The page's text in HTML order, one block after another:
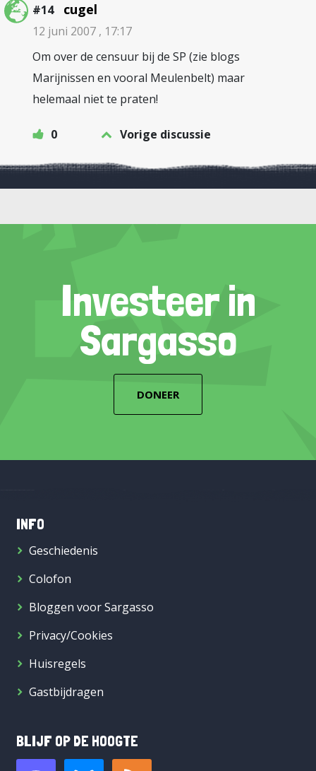
#14 cugel
12 juni 2007 , 17:17
Om over de censuur bij de SP (zie blogs
Marijnissen en vooral Meulenbelt) maar
helemaal niet te praten!
0 Vorige discussie
Investeer in
Sargasso
DONEER
INFO
Geschiedenis
Colofon
Bloggen voor Sargasso
Privacy/Cookies
Huisregels
Gastbijdragen
BLIJF OP DE HOOGTE